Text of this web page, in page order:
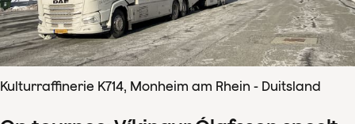
Kulturraffinerie K714, Monheim am Rhein - Duitsland